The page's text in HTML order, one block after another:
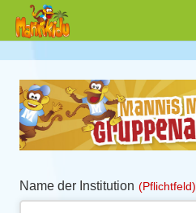
Name der Institution (Pflichtfeld)